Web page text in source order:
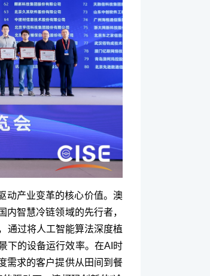
动产业变革的核心价值。澳
智慧冷链领域的先行者，
通过将人工智能算法深度植
下的设备运行效率。在AI时
需求的客户提供从田间到餐